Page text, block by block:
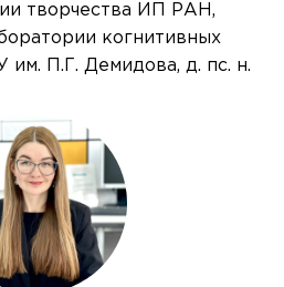
творчества ИП РАН,
когнитивных
им. П.Г. Демидова, д. пс. н.